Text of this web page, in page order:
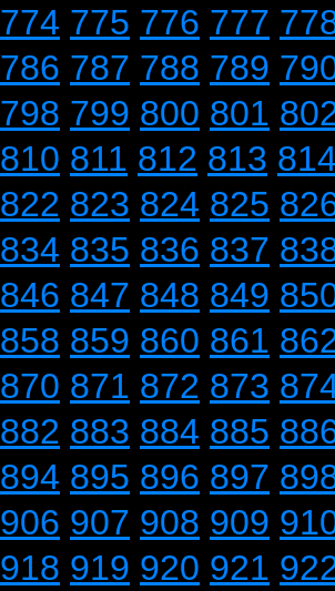
774 775 776 777
786 787 788 789
798 799 800 801
810 811 812 813
822 823 824 825
834 835 836 837
846 847 848 849
858 859 860 861
870 871 872 873
882 883 884 885
894 895 896 897
906 907 908 909
918 919 920 921